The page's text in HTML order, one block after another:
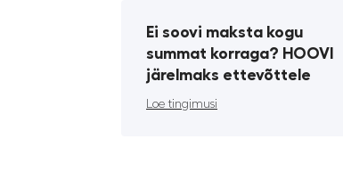
Ei soovi maksta kogu
summat korraga? HOOVI
järelmaks ettevõttele
Loe tingimusi